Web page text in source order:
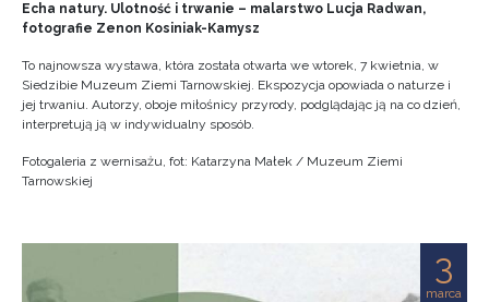
Echa natury. Ulotność i trwanie – malarstwo Lucja Radwan,
fotografie Zenon Kosiniak-Kamysz
To najnowsza wystawa, która została otwarta we wtorek, 7 kwietnia, w
Siedzibie Muzeum Ziemi Tarnowskiej. Ekspozycja opowiada o naturze i
jej trwaniu. Autorzy, oboje miłośnicy przyrody, podglądając ją na co dzień,
interpretują ją w indywidualny sposób.
Fotogaleria z wernisażu, fot: Katarzyna Małek / Muzeum Ziemi
Tarnowskiej
3
marca